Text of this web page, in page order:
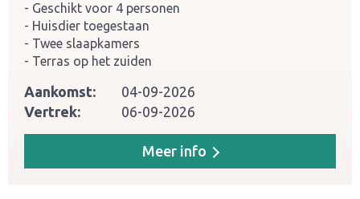
Geschikt voor 4 personen
Huisdier toegestaan
Twee slaapkamers
Terras op het zuiden
Aankomst:
04-09-2026
Vertrek:
06-09-2026
Meer info